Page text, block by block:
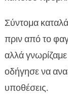
Πότε
ζητάμε
διαφορά
Η
Υγρή
Σύντομα
πριν από το
αλλά
οδήγησε να
υποθέσεις.